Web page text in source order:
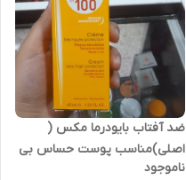
ضد آفتاب بایودرما مکس (
اصلی)مناسب پوست حساس بی
رنگ SPF100
ناموجود